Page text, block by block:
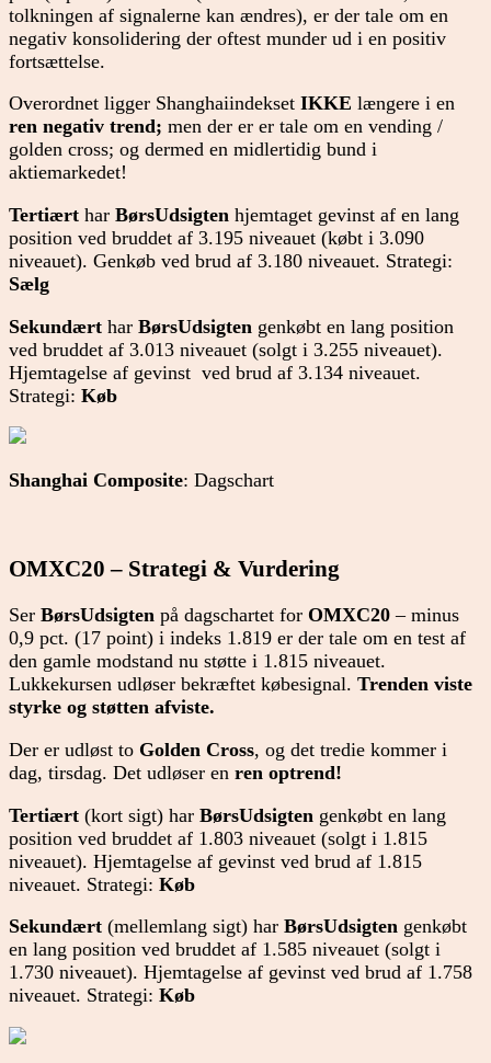
tolkningen af signalerne kan ændres), er der tale om en
negativ konsolidering der oftest munder ud i en positiv
fortsættelse.
Overordnet ligger Shanghaiindekset IKKE længere i en
ren negativ trend; men der er er tale om en vending /
golden cross; og dermed en midlertidig bund i
aktiemarkedet!
Tertiært har BørsUdsigten hjemtaget gevinst af en lang
position ved bruddet af 3.195 niveauet (købt i 3.090
niveauet). Genkøb ved brud af 3.180 niveauet. Strategi:
Sælg
Sekundært har BørsUdsigten genkøbt en lang position
ved bruddet af 3.013 niveauet (solgt i 3.255 niveauet).
Hjemtagelse af gevinst ved brud af 3.134 niveauet.
Strategi: Køb
Shanghai Composite: Dagschart
OMXC20 – Strategi & Vurdering
Ser BørsUdsigten på dagschartet for OMXC20– minus
0,9 pct. (17 point) i indeks 1.819 er der tale om en test af
den gamle modstand nu støtte i 1.815 niveauet.
Lukkekursen udløser bekræftet købesignal. Trenden viste
styrke og støtten afviste.
Der er udløst to Golden Cross, og det tredie kommer i
dag, tirsdag. Det udløser en ren optrend!
Tertiært (kort sigt) har BørsUdsigten genkøbt en lang
position ved bruddet af 1.803 niveauet (solgt i 1.815
niveauet). Hjemtagelse af gevinst ved brud af 1.815
niveauet. Strategi: Køb
Sekundært (mellemlang sigt) har BørsUdsigten genkøbt
en lang position ved bruddet af 1.585 niveauet (solgt i
1.730 niveauet). Hjemtagelse af gevinst ved brud af 1.758
niveauet. Strategi: Køb